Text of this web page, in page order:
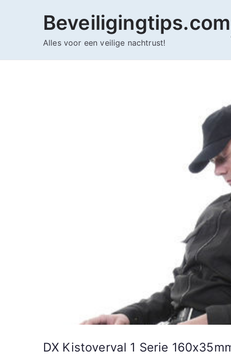
Beveiligingtips.com
Alles voor een veilige nachtrust!
DX Kistoverval 1 Serie